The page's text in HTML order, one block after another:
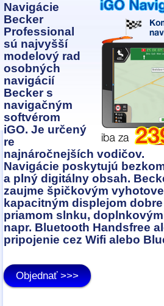
Navigácie
Becker
Professional
sú najvyšší
modelový rad
osobných
navigácií
Becker s
navigačným
softvérom
iGO. Je určený
re
najnáročnejších vodičov.
Navigácie poskytujú
a plný digitálny obsah.
zaujme špičkovým
kapacitným displejom
priamom slnku,
napr. Bluetooth Handsfree
pripojenie cez Wifi alebo
Objednať >>>